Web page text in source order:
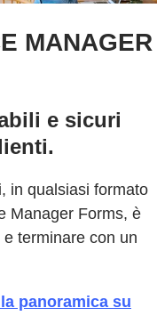
MANAGER
e sicuri
in qualsiasi formato
Manager Forms, è
terminare con un
panoramica su